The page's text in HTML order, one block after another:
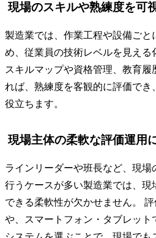
現場のスキルや熟練度を可
製造業では、作業工程や設備ごと
め、従業員の技術レベルを見える
スキルマップや資格管理、教育
れば、熟練度を客観的に評価でき
役立ちます。
現場主体の柔軟な評価運用
ラインリーダーや班長など、現
行うケースが多い製造業では、現
できる柔軟性が欠かせません。
や、スマートフォン・タブレット